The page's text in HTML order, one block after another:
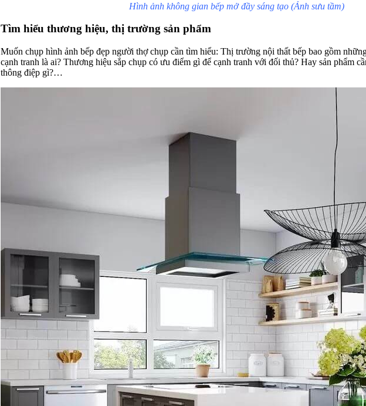
Hình ảnh không gian bếp mở đầy sáng tạo (Ảnh sưu tầm)
Tìm hiểu thương hiệu, thị trường sản phẩm
Muốn chụp hình ảnh bếp đẹp người thợ chụp cần tìm hiểu: Thị trường nội thất bếp bao gồm
cạnh tranh là ai? Thương hiệu sắp chụp có ưu điểm gì để cạnh tranh với đối thủ? Hay sản phẩm
thông điệp gì?…